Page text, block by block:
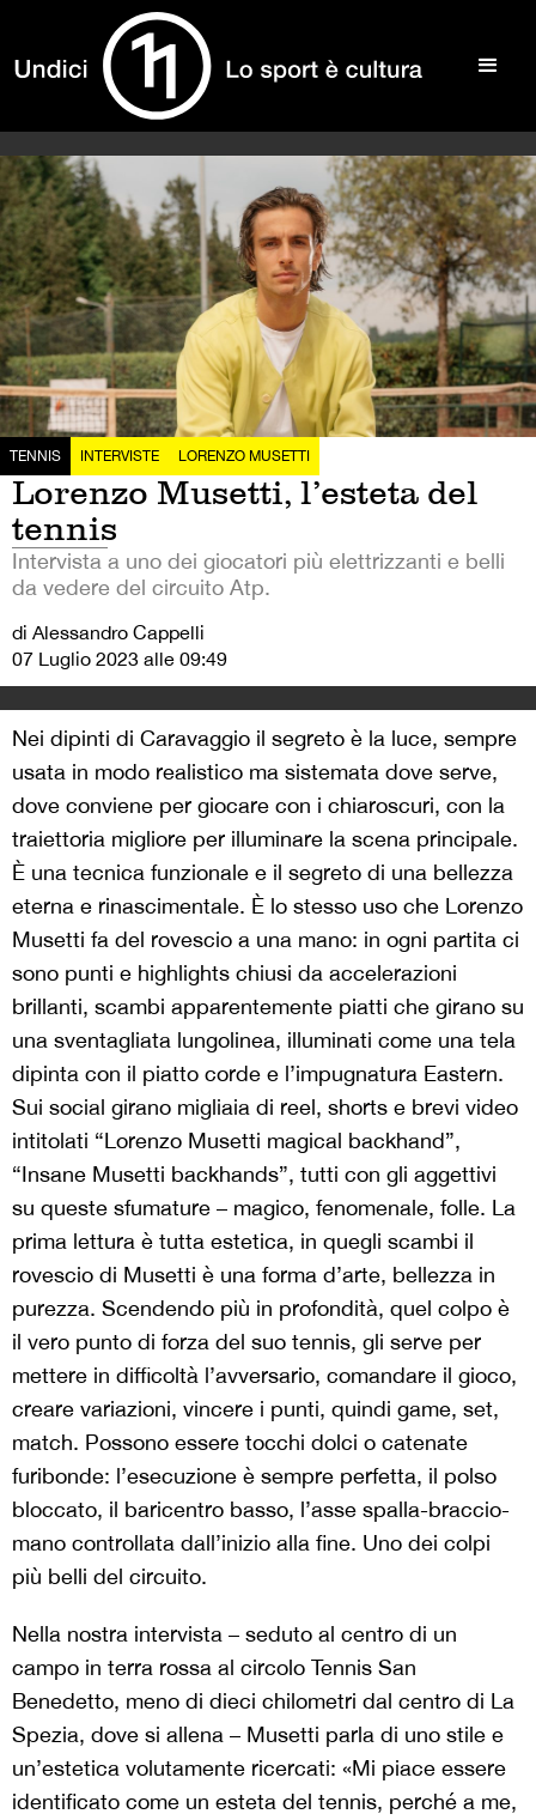
TENNIS INTERVISTE LORENZO MUSETTI
Lorenzo Musetti, l’esteta del
tennis
Intervista a uno dei giocatori più elettrizzanti e belli
da vedere del circuito Atp.
di Alessandro Cappelli
07 Luglio 2023 alle 09:49
Nei dipinti di Caravaggio il segreto è la luce, sempre
usata in modo realistico ma sistemata dove serve,
dove conviene per giocare con i chiaroscuri, con la
traiettoria migliore per illuminare la scena principale.
È una tecnica funzionale e il segreto di una bellezza
eterna e rinascimentale. È lo stesso uso che Lorenzo
Musetti fa del rovescio a una mano: in ogni partita ci
sono punti e highlights chiusi da accelerazioni
brillanti, scambi apparentemente piatti che girano su
una sventagliata lungolinea, illuminati come una tela
dipinta con il piatto corde e l’impugnatura Eastern.
Sui social girano migliaia di reel, shorts e brevi video
intitolati “Lorenzo Musetti magical backhand”,
“Insane Musetti backhands”, tutti con gli aggettivi
su queste sfumature – magico, fenomenale, folle. La
prima lettura è tutta estetica, in quegli scambi il
rovescio di Musetti è una forma d’arte, bellezza in
purezza. Scendendo più in profondità, quel colpo è
il vero punto di forza del suo tennis, gli serve per
mettere in difficoltà l’avversario, comandare il gioco,
creare variazioni, vincere i punti, quindi game, set,
match. Possono essere tocchi dolci o catenate
furibonde: l’esecuzione è sempre perfetta, il polso
bloccato, il baricentro basso, l’asse spalla-braccio-
mano controllata dall’inizio alla fine. Uno dei colpi
più belli del circuito.
Nella nostra intervista – seduto al centro di un
campo in terra rossa al circolo Tennis San
Benedetto, meno di dieci chilometri dal centro di La
Spezia, dove si allena – Musetti parla di uno stile e
un’estetica volutamente ricercati: «Mi piace essere
identificato come un esteta del tennis, perché a me,